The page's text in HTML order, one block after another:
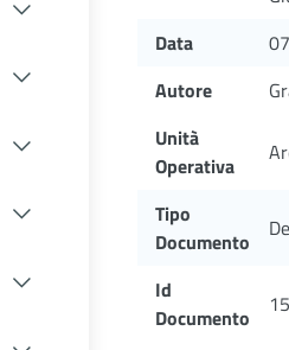
Data
Autore
Unità
Operativa
Tipo
Documento
Id
Documento